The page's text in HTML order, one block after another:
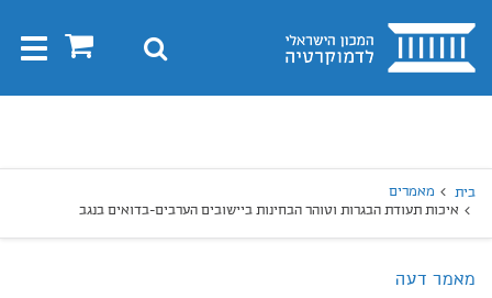
בית 0 חיפוש
בית
מאמרים
איכות תעודת הבגרות וטוהר הבחינות ביישובים הערבים-בדואים בנגב
מאמר דעה